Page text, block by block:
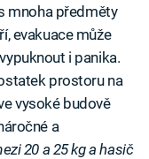
mnoha předměty
evakuace může
i panika.
prostoru na
vysoké budově
a
20 a 25 kg a hasič